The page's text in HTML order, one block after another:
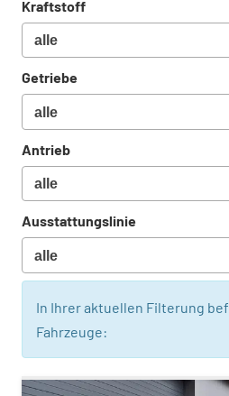
Kraftstoff
Getriebe
Antrieb
Ausstattungslinie
In Ihrer aktuellen Filterung
Fahrzeuge: